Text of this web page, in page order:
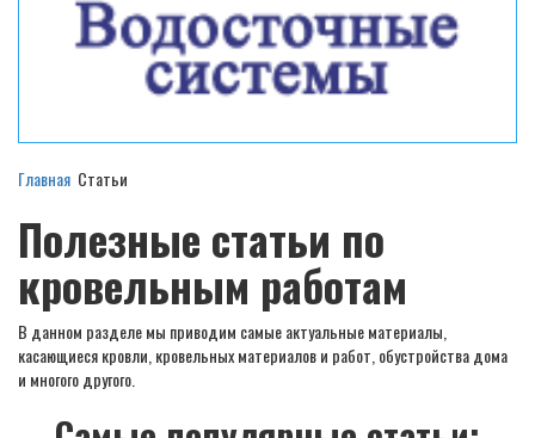
Главная Статьи
Полезные статьи по
кровельным работам
В данном разделе мы приводим самые актуальные материалы,
касающиеся кровли, кровельных материалов и работ, обустройства дома
и многого другого.